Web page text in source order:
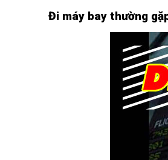
Đi máy bay thường